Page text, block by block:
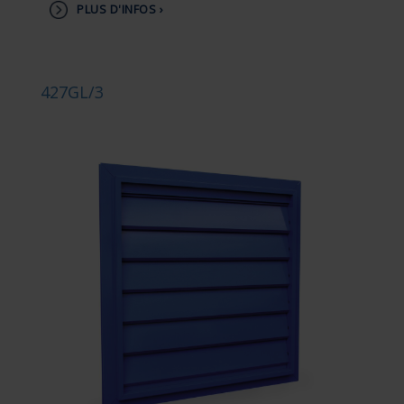
PLUS D'INFOS ›
427GL/3